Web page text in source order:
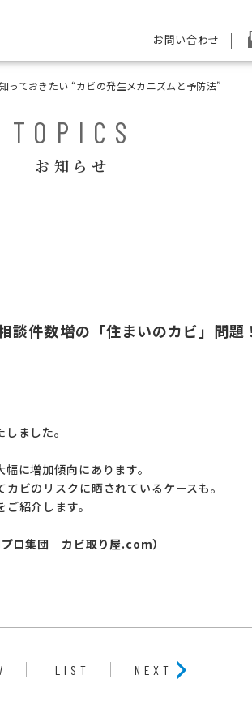
お問い合わせ
っておきたい “カビの発生メカニズムと予防法”
TOPICS
お知らせ
談件数増の「住まいのカビ」問題
ました。
に増加傾向にあります。
ビのリスクに晒されているケースも。
紹介します。
プロ集団 カビ取り屋.com）
LIST NEXT